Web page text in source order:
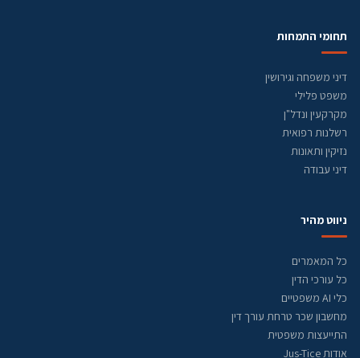
תחומי התמחות
דיני משפחה וגירושין
משפט פלילי
מקרקעין ונדל"ן
רשלנות רפואית
נזיקין ותאונות
דיני עבודה
ניווט מהיר
כל המאמרים
כל עורכי הדין
כלי AI משפטיים
מחשבון שכר טרחת עורך דין
התייעצות משפטית
אודות Jus-Tice